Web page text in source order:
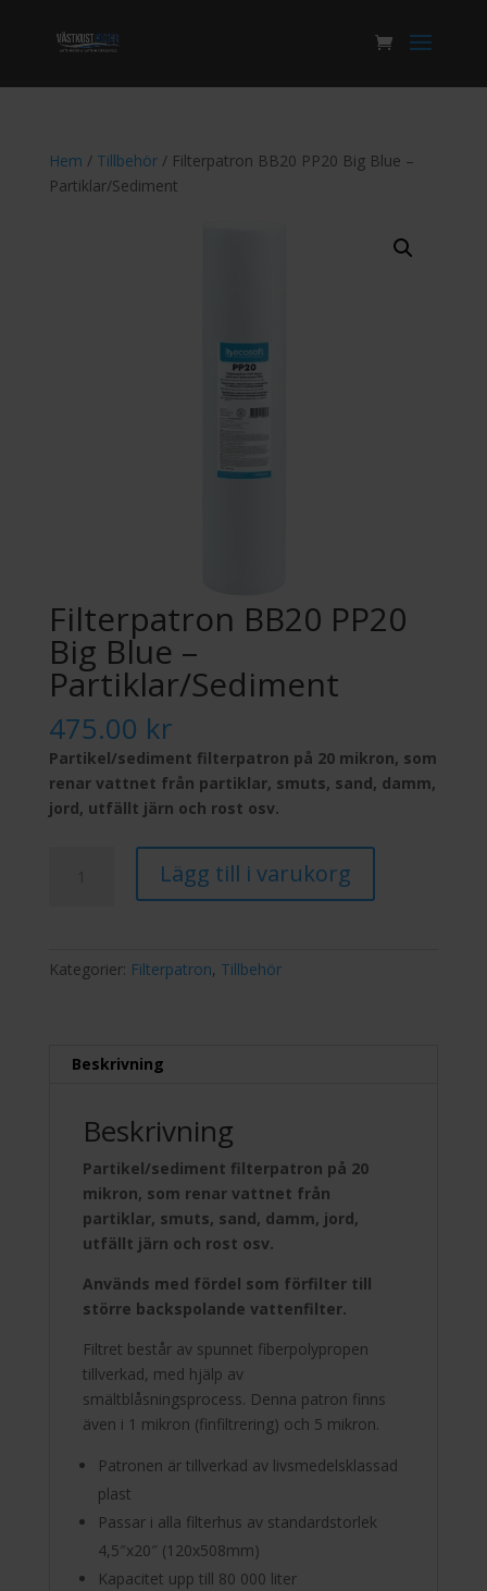
Hem / Tillbehör/ Filterpatron BB20 PP20 Big Blue –
Partiklar/Sediment
Filterpatron BB20 PP20
Big Blue –
Partiklar/Sediment
475.00 kr
Partikel/sediment filterpatron på 20 mikron, som
renar vattnet från partiklar, smuts, sand, damm,
jord, utfällt järn och rost osv.
Lägg till i varukorg
Kategorier: Filterpatron, Tillbehör
Beskrivning
Beskrivning
Partikel/sediment filterpatron på 20
mikron, som renar vattnet från
partiklar, smuts, sand, damm, jord,
utfällt järn och rost osv.
Används med fördel som förfilter till
större backspolande vattenfilter.
Filtret består av spunnet fiberpolypropen
tillverkad, med hjälp av
smältblåsningsprocess. Denna patron finns
även i 1 mikron (finfiltrering) och 5 mikron.
Patronen är tillverkad av livsmedelsklassad
plast
Passar i alla filterhus av standardstorlek
4,5″x20″ (120x508mm)
Kapacitet upp till 80 000 liter